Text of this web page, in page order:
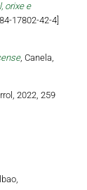
orixe e
17802-42-4]
, Canela,
2022, 259